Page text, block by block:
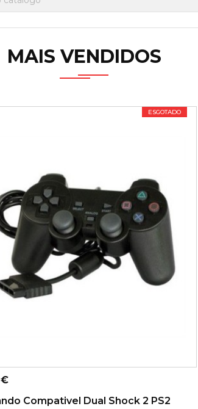
MAIS VENDIDOS
ESGOTADO
AO CARRINHO
€
Compativel Dual Shock 2 PS2